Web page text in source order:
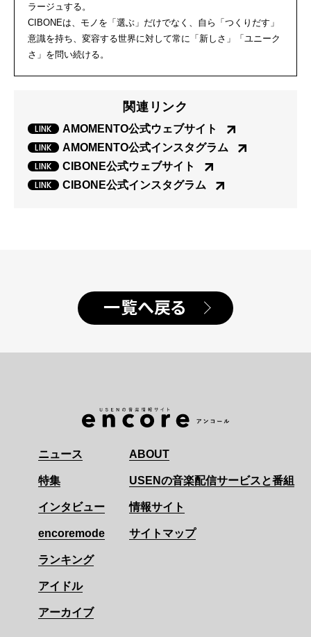
ラージュする。
CIBONEは、モノを「選ぶ」だけでなく、自ら「つくりだす」
意識を持ち、変容する世界に対して常に「新しさ」「ユニーク
さ」を問い続ける。
関連リンク
AMOMENTO公式ウェブサイト
AMOMENTO公式インスタグラム
CIBONE公式ウェブサイト
CIBONE公式インスタグラム
一覧へ戻る
ニュース
特集
インタビュー
encoremode
ランキング
アイドル
アーカイブ
ABOUT
USENの音楽配信サービスと番組
情報サイト
サイトマップ